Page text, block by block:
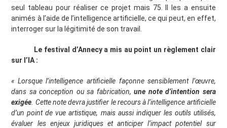
seul tableau pour réaliser ce projet mais 75. Il les a ensuite
animés à l’aide de l’intelligence artificielle, ce qui peut, en effet,
interroger sur la légitimité de son travail.
Le festival d’Annecy a mis au point un règlement clair
sur l’IA :
« Lorsque l’intelligence artificielle façonne sensiblement l’œuvre,
dans sa conception ou sa fabrication,une note d’intention sera
exigée . Cette note devra justifier le recours à l’intelligence artificielle
d’un point de vue artistique, mais aussi indiquer les outils utilisés,
évaluer les enjeux juridiques et anticiper l’impact potentiel sur